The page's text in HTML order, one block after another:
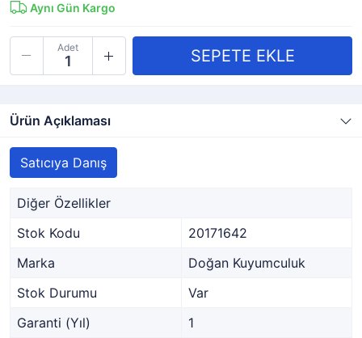
Aynı Gün Kargo
Adet
Ürün Açıklaması
Satıcıya Danış
Diğer Özellikler
Stok Kodu
20171642
Marka
Doğan Kuyumculuk
Stok Durumu
Var
Garanti (Yıl)
1